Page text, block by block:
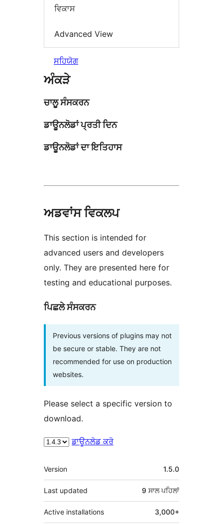
ਵਿਕਾਸ
Advanced View
ਸਹਿਯੋਗ
ਅੰਕੜੇ
ਚਾਲੂ ਸੰਸਕਰਨ
ਡਾਊਨਲੋਡਾਂ ਪ੍ਰਤੀ ਦਿਨ
ਡਾਊਨਲੋਡਾਂ ਦਾ ਇਤਿਹਾਸ
ਅਡਵਾਂਸ ਵਿਕਲਪ
This section is intended for
advanced users and developers
only. They are presented here for
testing and educational purposes.
ਪਿਛਲੇ ਸੰਸਕਰਨ
Previous versions of plugins may not
be secure or stable. They are not
recommended for use on production
websites.
Please select a specific version to
download.
ਡਾਊਨਲੋਡ ਕਰੋ
ਮੈਟਾ
Version 1.5.0
Last updated 9 ਸਾਲਪਹਿਲਾਂ
Active installations 3,000+